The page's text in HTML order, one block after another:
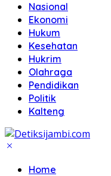
Nasional
Ekonomi
Hukum
Kesehatan
Hukrim
Olahraga
Pendidikan
Politik
Kalteng
Home